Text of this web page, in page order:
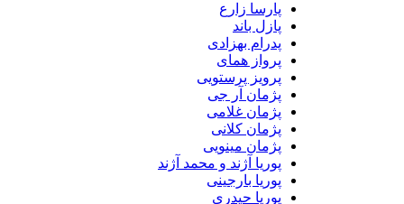
پارسا زارع
پازل باند
پدرام بهزادی
پرواز همای
پرویز پرستویی
پژمان آر جی
پژمان غلامی
پژمان کلانی
پژمان مینویی
پوریا آژند و محمد آژند
پوریا بارجینی
پوریا حیدری